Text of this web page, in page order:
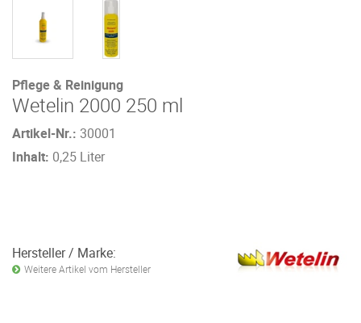
Pflege & Reinigung
Wetelin 2000 250 ml
Artikel-Nr.: 30001
Inhalt: 0,25 Liter
Hersteller / Marke:
Weitere Artikel vom Hersteller